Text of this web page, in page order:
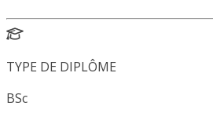
TYPE DE DIPLÔME
BSc